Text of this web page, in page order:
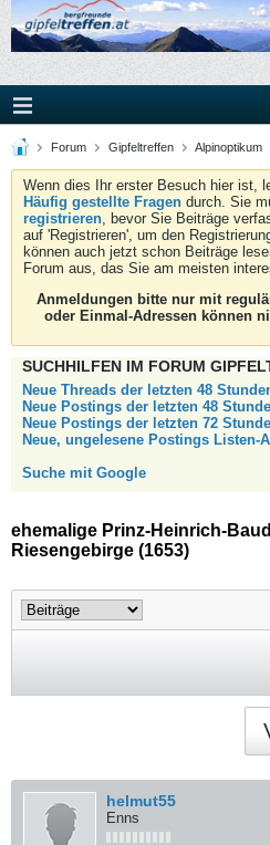
Forum Gipfeltreffen Alpinoptikum
Wenn dies Ihr erster Besuch hier ist,
Häufig gestellte Fragen durch. Sie
registrieren, bevor Sie Beiträge
auf 'Registrieren', um den
können auch jetzt schon Beiträge
Forum aus, das Sie am meisten
Anmeldungen bitte nur mit
oder Einmal-Adressen können
SUCHHILFEN IM FORUM
Neue Threads der letzten 48
Neue Postings der letzten 48
Neue Postings der letzten 72
Neue, ungelesene Postings Listen-
Suche mit Google
ehemalige Prinz-Heinrich-
Riesengebirge (1653)
helmut55
Enns